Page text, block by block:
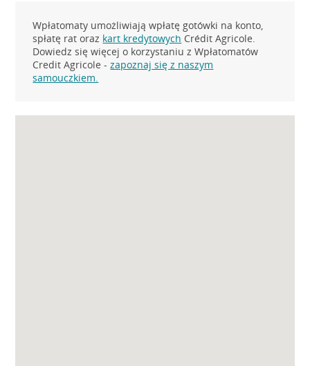
Wpłatomaty umożliwiają wpłatę gotówki na konto,
spłatę rat oraz kart kredytowych Crédit Agricole.
Dowiedz się więcej o korzystaniu z Wpłatomatów
Credit Agricole -zapoznaj się z naszym
samouczkiem.